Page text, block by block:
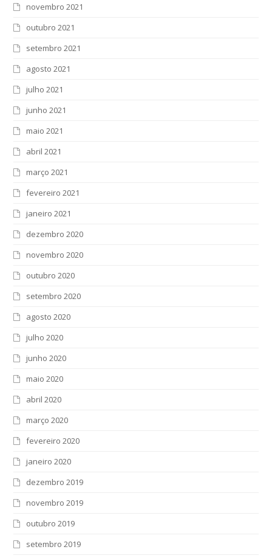
novembro 2021
outubro 2021
setembro 2021
agosto 2021
julho 2021
junho 2021
maio 2021
abril 2021
março 2021
fevereiro 2021
janeiro 2021
dezembro 2020
novembro 2020
outubro 2020
setembro 2020
agosto 2020
julho 2020
junho 2020
maio 2020
abril 2020
março 2020
fevereiro 2020
janeiro 2020
dezembro 2019
novembro 2019
outubro 2019
setembro 2019